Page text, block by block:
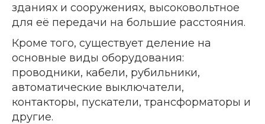
зданиях и сооружениях, высоковольтное
для её передачи на большие расстояния.
Кроме того, существует деление на
основные виды оборудования:
проводники, кабели, рубильники,
автоматические выключатели,
контакторы, пускатели, трансформаторы и
другие.